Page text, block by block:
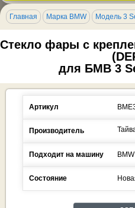
Главная Марка BMW Модель 3
Стекло фары с
для БМВ 3
Артикул
Производитель
Подходит на машину BMW
Состояние